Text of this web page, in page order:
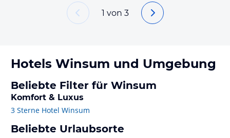
1 von 3
Hotels Winsum und Umgebung
Beliebte Filter für Winsum
Komfort & Luxus
3 Sterne Hotel Winsum
Beliebte Urlaubsorte